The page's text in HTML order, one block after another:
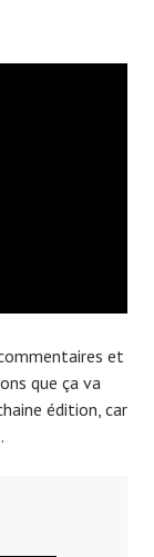
et
que ça va
édition, car